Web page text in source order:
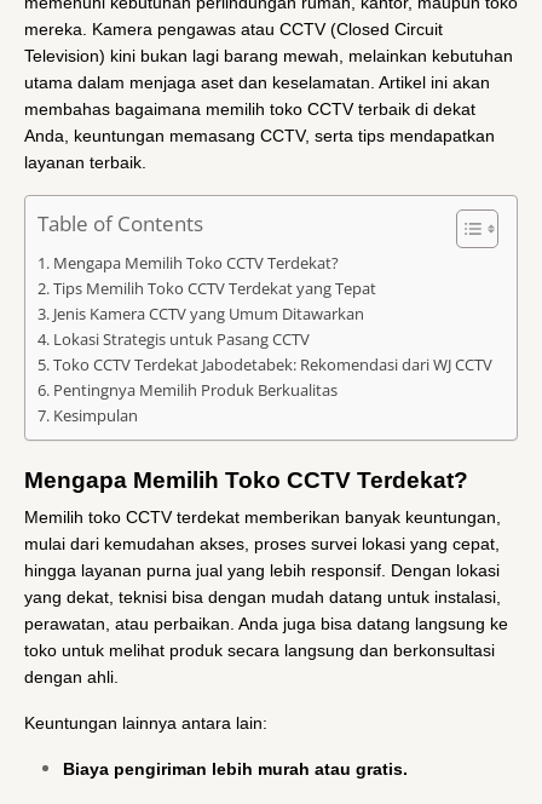
mereka. Kamera pengawas atau CCTV (Closed Circuit
Television) kini bukan lagi barang mewah, melainkan kebutuhan
utama dalam menjaga aset dan keselamatan. Artikel ini akan
membahas bagaimana memilih toko CCTV terbaik di dekat
Anda, keuntungan memasang CCTV, serta tips mendapatkan
layanan terbaik.
Table of Contents
Mengapa Memilih Toko CCTV Terdekat?
Tips Memilih Toko CCTV Terdekat yang Tepat
Jenis Kamera CCTV yang Umum Ditawarkan
Lokasi Strategis untuk Pasang CCTV
Toko CCTV Terdekat Jabodetabek: Rekomendasi dari WJ CCTV
Pentingnya Memilih Produk Berkualitas
Kesimpulan
Mengapa Memilih Toko CCTV Terdekat?
Memilih toko CCTV terdekat memberikan banyak keuntungan,
mulai dari kemudahan akses, proses survei lokasi yang cepat,
hingga layanan purna jual yang lebih responsif. Dengan lokasi
yang dekat, teknisi bisa dengan mudah datang untuk instalasi,
perawatan, atau perbaikan. Anda juga bisa datang langsung ke
toko untuk melihat produk secara langsung dan berkonsultasi
dengan ahli.
Keuntungan lainnya antara lain:
Biaya pengiriman lebih murah atau gratis.